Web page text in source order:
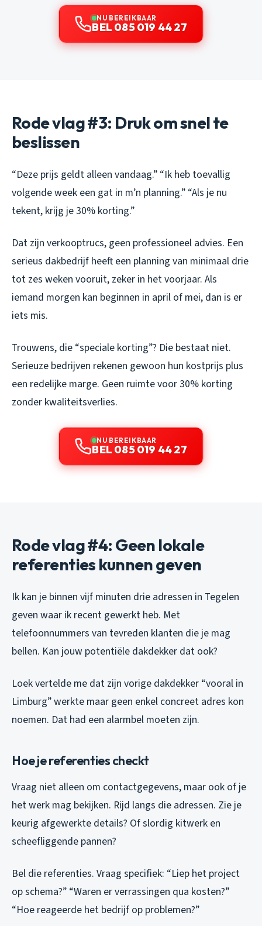
NU BEREIKBAAR
BEL 085 019 44 27
Rode vlag #3: Druk om snel te
beslissen
“Deze prijs geldt alleen vandaag.” “Ik heb toevallig
volgende week een gat in m’n planning.” “Als je nu
tekent, krijg je 30% korting.”
Dat zijn verkooptrucs, geen professioneel advies. Een
serieus dakbedrijf heeft een planning van minimaal drie
tot zes weken vooruit, zeker in het voorjaar. Als
iemand morgen kan beginnen in april of mei, dan is er
iets mis.
Trouwens, die “speciale korting”? Die bestaat niet.
Serieuze bedrijven rekenen gewoon hun kostprijs plus
een redelijke marge. Geen ruimte voor 30% korting
zonder kwaliteitsverlies.
NU BEREIKBAAR
BEL 085 019 44 27
Rode vlag #4: Geen lokale
referenties kunnen geven
Ik kan je binnen vijf minuten drie adressen in Tegelen
geven waar ik recent gewerkt heb. Met
telefoonnummers van tevreden klanten die je mag
bellen. Kan jouw potentiële dakdekker dat ook?
Loek vertelde me dat zijn vorige dakdekker “vooral in
Limburg” werkte maar geen enkel concreet adres kon
noemen. Dat had een alarmbel moeten zijn.
Hoe je referenties checkt
Vraag niet alleen om contactgegevens, maar ook of je
het werk mag bekijken. Rijd langs die adressen. Zie je
keurig afgewerkte details? Of slordig kitwerk en
scheefliggende pannen?
Bel die referenties. Vraag specifiek: “Liep het project
op schema?” “Waren er verrassingen qua kosten?”
“Hoe reageerde het bedrijf op problemen?”